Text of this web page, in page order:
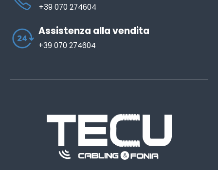
+39 070 274604
Assistenza alla vendita
+39 070 274604